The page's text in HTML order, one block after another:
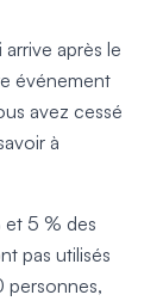
après le
événement
avez cessé
à
et 5 % des
pas utilisés
personnes,